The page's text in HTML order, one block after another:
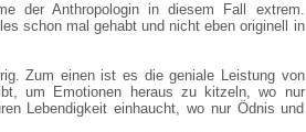
der Anthropologin in diesem Fall extrem.
schon mal gehabt und nicht eben originell in
Zum einen ist es die geniale Leistung von
um Emotionen heraus zu kitzeln, wo nur
Lebendigkeit einhaucht, wo nur Ödnis und